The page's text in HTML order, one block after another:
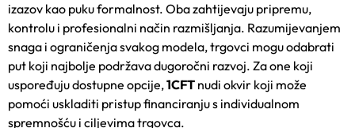
izazov kao puku formalnost. Oba zahtijevaju pripremu,
kontrolu i profesionalni način razmišljanja. Razumijevanjem
snaga i ograničenja svakog modela, trgovci mogu odabrati
put koji najbolje podržava dugoročni razvoj. Za one koji
uspoređuju dostupne opcije,1CFT nudi okvir koji može
pomoći uskladiti pristup financiranju s individualnom
spremnošću i ciljevima trgovca.